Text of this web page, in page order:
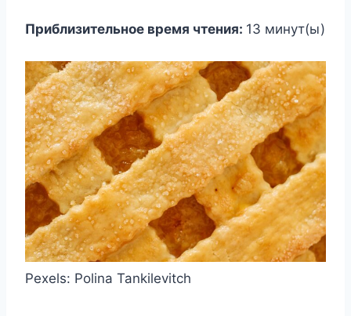
Приблизительное время чтения: 13 минут(ы)
Pexels: Polina Tankilevitch